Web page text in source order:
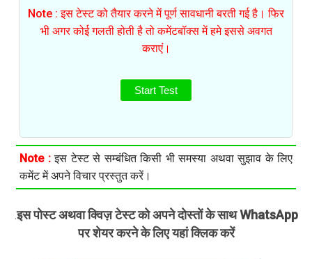
Note : इस टेस्ट को तैयार करने में पूर्ण सावधानी बरती गई है। फिर
भी अगर कोई गलती होती है तो कमेंटबॉक्स में हमे इससे अवगत
कराएं।
Start Test
Note :इस टेस्ट से सम्बंधित किसी भी समस्या अथवा सुझाव के लिए
कमेंट में अपने विचार प्रस्तुत करें।
.इस पोस्ट अथवा क्विज़ टेस्ट को अपने दोस्तों के साथ WhatsApp
पर शेयर करने के लिए यहां क्लिक करें